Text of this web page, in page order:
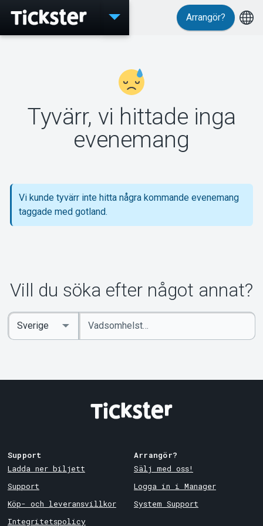
Evenemang
MyTickster
Support
Arrangör?
Tyvärr, vi hittade inga
evenemang
Vi kunde tyvärr inte hitta några kommande evenemang
taggade med gotland.
Vill du söka efter något annat?
Ange
sökord
Select
Country
Support
Ladda ner biljett
Support
Köp- och leveransvillkor
Integritetspolicy
Arrangör?
Sälj med oss!
Logga in i Manager
System Support